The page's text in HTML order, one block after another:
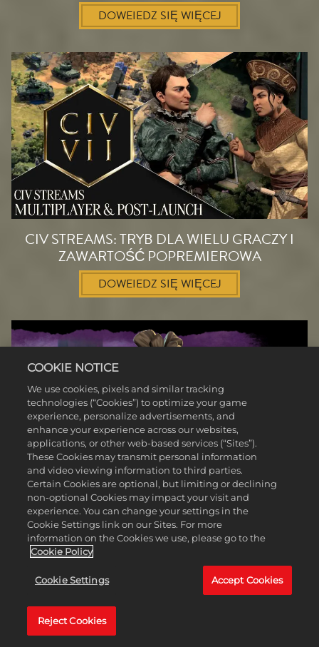
DOWEIEDZ SIĘ WIĘCEJ
CIV STREAMS: TRYB DLA WIELU GRACZY I
ZAWARTOŚĆ POPREMIEROWA
DOWEIEDZ SIĘ WIĘCEJ
WYZWANIE MIESIĄCA W GRZE CIV VI:
JESZCZE TYLKO JEDNA TURA
COOKIE NOTICE
We use cookies, pixels and similar tracking
technologies (“Cookies”) to optimize your game
experience, personalize advertisements, and
enhance your experience across our websites,
applications, or other web-based services (“Sites”).
These Cookies may transmit personal information
and video viewing information to third parties.
Certain Cookies are optional, but limiting or declining
non-optional Cookies may impact your visit and
experience. You can change your settings in the
Cookie Settings link on our Sites. For more
information on the Cookies we use, please go to the
Cookie Policy
Cookie Settings Accept Cookies
Reject Cookies